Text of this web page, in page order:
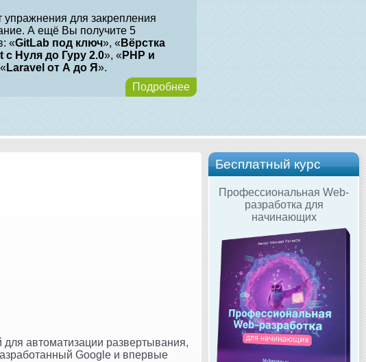
для закрепления
А ещё Вы получите 5
«GitLab под ключ», « Вёрстка
с Нуля до Гуру 2.0», «PHP и
Laravel от А до Я».
Подробнее
Бесплатный курс
Профессиональная Web-
разработка для
начинающих
автоматизации развертывания,
Google и впервые